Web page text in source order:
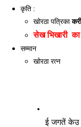
कृति :
खोरठा पत्रिका
सेख भिखारी
सम्मान
खोरठा रत्न
ई जगतें केउ